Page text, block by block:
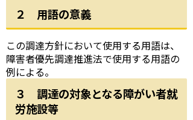
２ 用語の意義
この調達方針において使用する用語は、
障害者優先調達推進法で使用する用語の
例による。
３ 調達の対象となる障がい者就
労施設等